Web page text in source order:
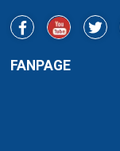
FANPAGE